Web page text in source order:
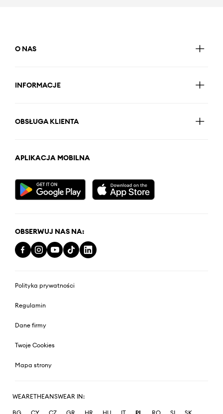
O NAS
INFORMACJE
OBSŁUGA KLIENTA
APLIKACJA MOBILNA
OBSERWUJ NAS NA:
Polityka prywatności
Regulamin
Dane firmy
Twoje Cookies
Mapa strony
WEARETHEANSWEAR IN: